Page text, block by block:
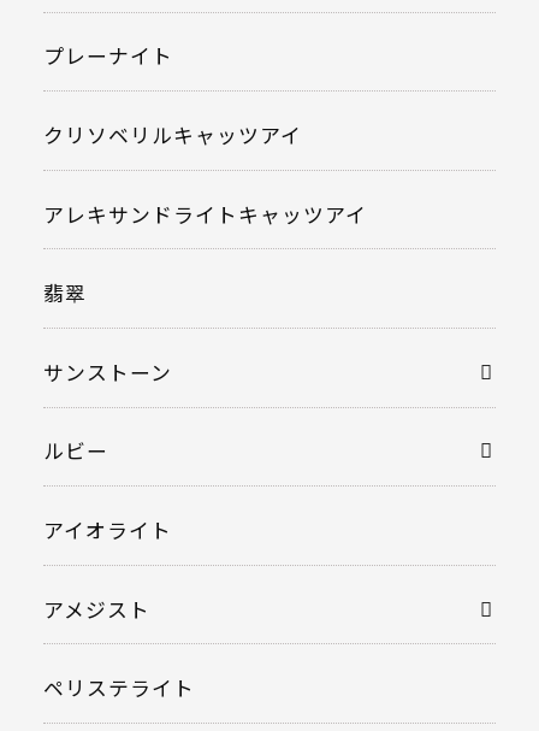
プレーナイト
クリソベリルキャッツアイ
アレキサンドライトキャッツアイ
翡翠
サンストーン
ルビー
アイオライト
アメジスト
ペリステライト